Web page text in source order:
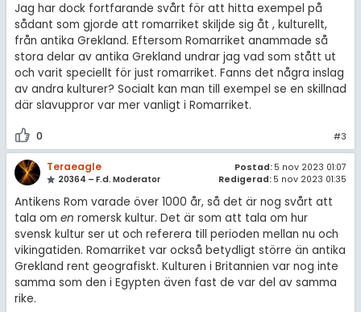
Jag har dock fortfarande svårt för att hitta exempel på
sådant som gjorde att romarriket skiljde sig åt , kulturellt,
från antika Grekland. Eftersom Romarriket anammade så
stora delar av antika Grekland undrar jag vad som stått ut
och varit speciellt för just romarriket. Fanns det några inslag
av andra kulturer? Socialt kan man till exempel se en skillnad
där slavuppror var mer vanligt i Romarriket.
0 #3
Teraeagle
20364 – F.d. Moderator
Postad: 5 nov 2023 01:07
Redigerad: 5 nov 2023 01:35
Antikens Rom varade över 1000 år, så det är nog svårt att
tala om en romersk kultur. Det är som att tala om hur
svensk kultur ser ut och referera till perioden mellan nu och
vikingatiden. Romarriket var också betydligt större än antika
Grekland rent geografiskt. Kulturen i Britannien var nog inte
samma som den i Egypten även fast de var del av samma
rike.